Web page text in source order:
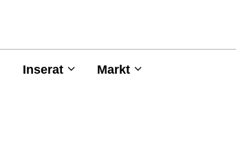
Inserat Markt